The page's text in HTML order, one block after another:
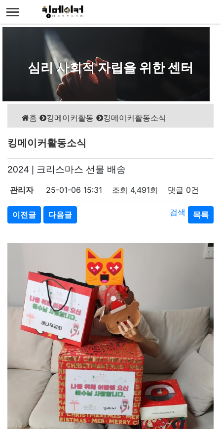
청소년부모지원킹메이커
홈 킹메이커활동 킹메이커활동소식
킹메이커활동소식
2024 | 크리스마스 선물 배송
관리자 25-01-06 15:31 조회 4,491회 댓글 0건
이전글 다음글 검색 목록